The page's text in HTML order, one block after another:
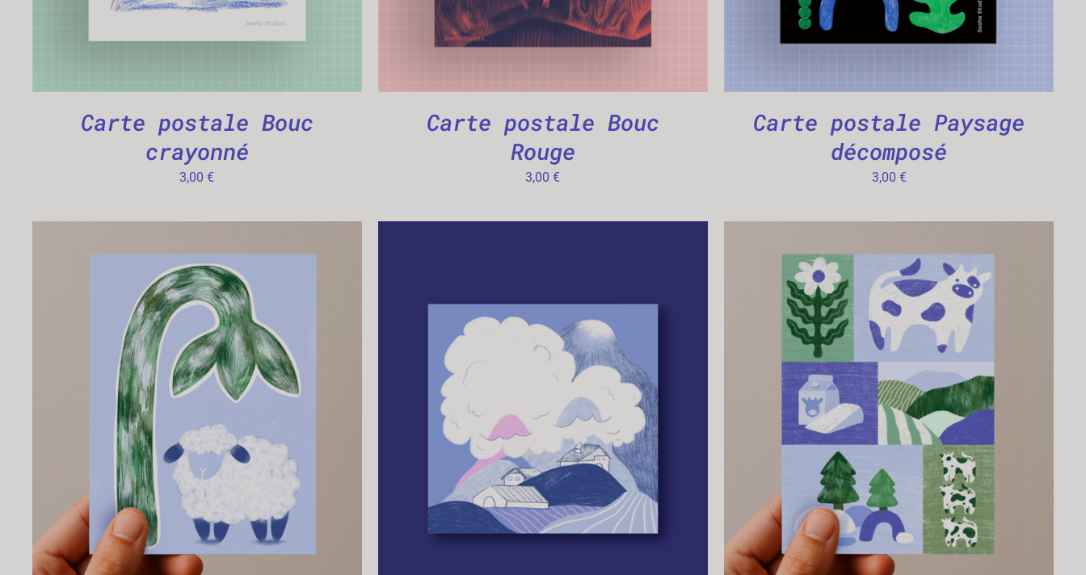
Carte postale Bouc
crayonné
3,00€
Carte postale Bouc
Rouge
3,00€
Carte postale Paysage
décomposé
3,00 €
AJOUTER AU PANIER AJOUTER AU PANIER / APERÇU AJOUTER AU PANIER / APERÇU